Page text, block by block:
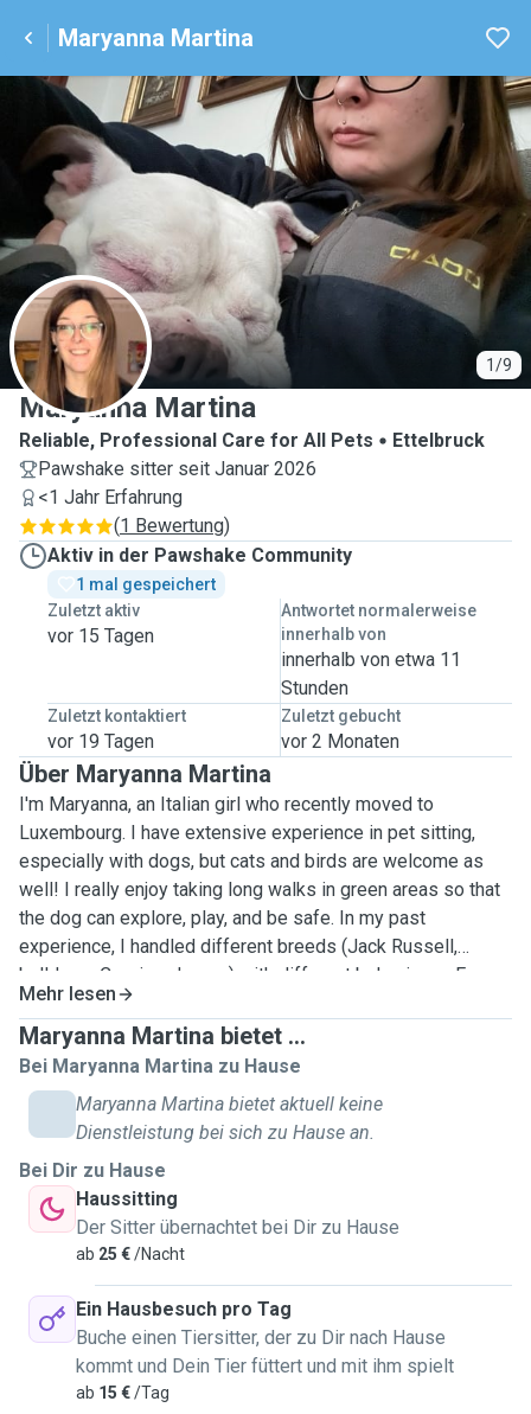
Maryanna Martina
1/9
M
Maryanna Martina
Reliable, Professional Care for All Pets
Ettelbruck
Pawshake sitter seit Januar 2026
<1 Jahr Erfahrung
(1 Bewertung)
Aktiv in der Pawshake Community
1 mal gespeichert
Zuletzt aktiv
vor 15 Tagen
Antwortet normalerweise
innerhalb von
innerhalb von etwa 11
Stunden
Zuletzt kontaktiert
vor 19 Tagen
Zuletzt gebucht
vor 2 Monaten
Über Maryanna Martina
I'm Maryanna, an Italian girl who recently moved to
Luxembourg. I have extensive experience in pet sitting,
especially with dogs, but cats and birds are welcome as
well! I really enjoy taking long walks in green areas so that
the dog can explore, play, and be safe. In my past
experience, I handled different breeds (Jack Russell,
bulldogs, Corsi, and more) with different behaviours. Every
dog has its personality, and I'm available to know what is
best for it. Your pet’s well‑being is my top priority. I show
up on time, follow instructions carefully, and treat your
home with respect. Most importantly, I care for your pet as
if they were my own — with patience, kindness, and plenty
of affection. I provide attentive, personalised care tailored
to your pet’s needs, including: daily visits for feeding,
playtime, cuddles, and companionship, and dog walking
with safe routes and plenty of enrichment. I bred different
animals in my life: rabbits, little rodents, and parrots. Litter
box and habitat cleaning are included. Regarding timing and
other routine details, feel free to contact me to clarify
everything. I'm a responsible and reliable person, clean and
always smiling. Finally, if you're looking for a new friend for
your pet, here I am!
Mehr lesen
Maryanna Martina bietet ...
Bei Maryanna Martina zu Hause
Maryanna Martina bietet aktuell keine
Dienstleistung bei sich zu Hause an.
Bei Dir zu Hause
Haussitting
Der Sitter übernachtet bei Dir zu Hause
ab 25 €/Nacht
Ein Hausbesuch pro Tag
Buche einen Tiersitter, der zu Dir nach Hause
kommt und Dein Tier füttert und mit ihm spielt
ab 15 €/Tag